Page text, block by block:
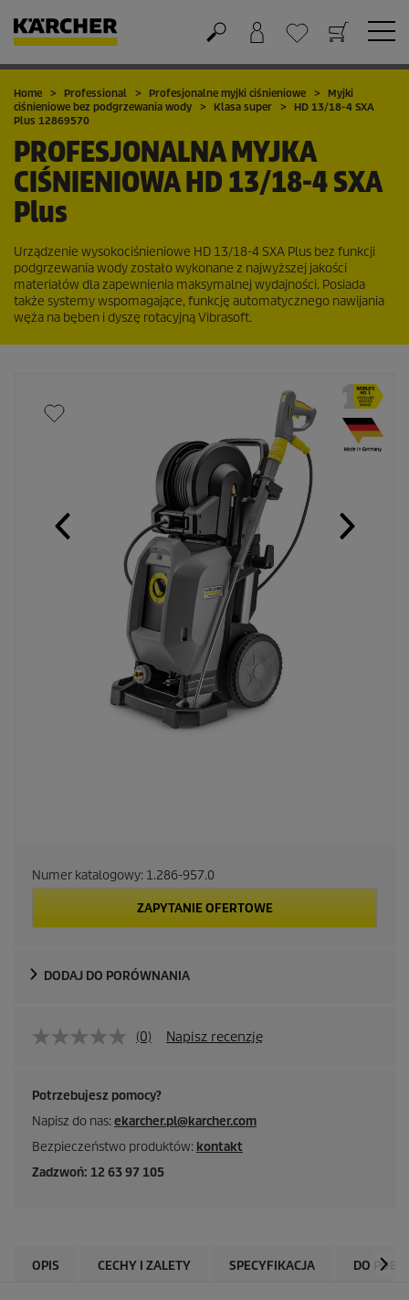
Koszyk
Lista życzeń
Home Professional Profesjonalne myjki ciśnieniowe
Myjki
ciśnieniowe bez podgrzewania wody
Klasa super
HD 13/18-4 SXA
Plus 12869570
PROFESJONALNA MYJKA
CIŚNIENIOWAHD 13/18-4 SXA
Plus
Urządzenie wysokociśnieniowe HD 13/18-4 SXA Plus bez funkcji
podgrzewania wody zostało wykonane z najwyższej jakości
materiałów dla zapewnienia maksymalnej wydajności. Posiada
także systemy wspomagające, funkcję automatycznego nawijania
węża na bęben i dyszę rotacyjną Vibrasoft.
Numer katalogowy: 1.286-957.0
ZAPYTANIE OFERTOWE
DODAJ DO PORÓWNANIA
(0) Napisz recenzję
Potrzebujesz pomocy?
Napisz do nas:ekarcher.pl@karcher.com
Bezpieczeństwo produktów: kontakt
Zadzwoń: 12 63 97 105
OPIS CECHY I ZALETY SPECYFIKACJA DO